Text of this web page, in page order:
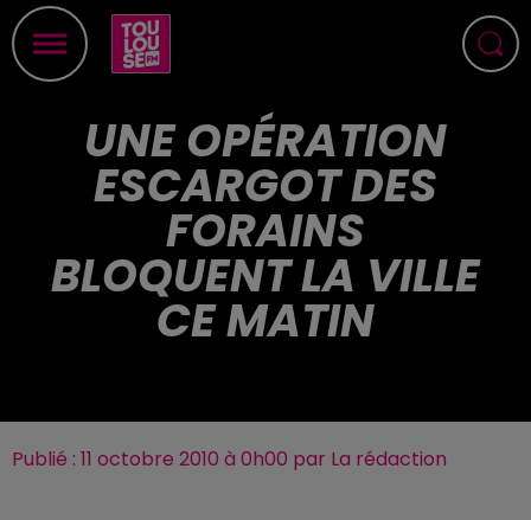
UNE OPÉRATION
ESCARGOT DES
FORAINS
BLOQUENT LA VILLE
CE MATIN
Publié : 11 octobre 2010 à 0h00 par La rédaction